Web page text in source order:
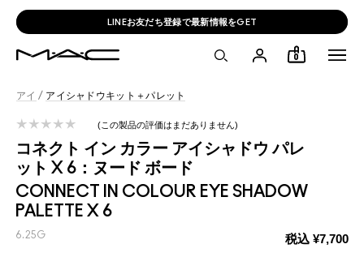
LINEお友だち登録で最新情報をGET
0
アイ / アイシャドウキット＋パレット
コネクト イン カラー アイシャドウ パレ
ット X 6：ヌード ボード
CONNECT IN COLOUR EYE SHADOW
PALETTE X 6
税込 ¥7,700
6.25G
この製品の評価はまだありません